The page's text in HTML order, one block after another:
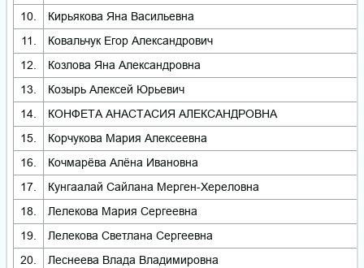
10.
Кирьякова Яна Васильевна
11.
Ковальчук Егор Александрович
12.
Козлова Яна Александровна
13.
Козырь Алексей Юрьевич
14.
КОНФЕТА АНАСТАСИЯ АЛЕКСАНДРОВНА
15.
Корчукова Мария Алексеевна
16.
Кочмарёва Алёна Ивановна
17.
Кунгаалай Сайлана Мерген-Хереловна
18.
Лелекова Мария Сергеевна
19.
Лелекова Светлана Сергеевна
20.
Леснеева Влада Владимировна